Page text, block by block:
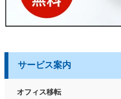
サービス案内
オフィス移転